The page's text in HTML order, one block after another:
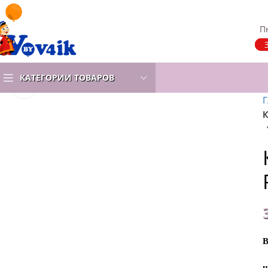
КАТЕГОРИИ ТОВАРОВ
Нажмите, чтобы увеличить